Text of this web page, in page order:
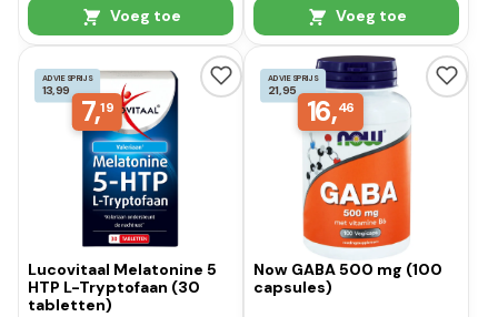
Voeg toe Voeg toe
ADVIESPRIJS
13,99
7,19
Lucovitaal Melatonine 5
HTP L-Tryptofaan (30
tabletten)
ADVIESPRIJS
21,95
16,46
Now GABA 500 mg (100
capsules)